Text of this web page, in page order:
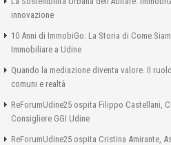
innovazione
10 Anni di ImmobiGo: La Storia di Come
Immobiliare a Udine
Quando la mediazione diventa valore. Il
comuni e realtà
ReForumUdine25 ospita Filippo Castellani,
Consigliere GGI Udine
ReForumUdine25 ospita Cristina Amirante,